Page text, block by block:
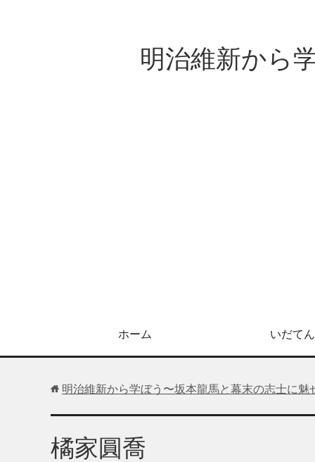
明治維新から
ホーム いだて
明治維新から学ぼう〜坂本龍馬と幕末の志士に魅
橘家圓喬